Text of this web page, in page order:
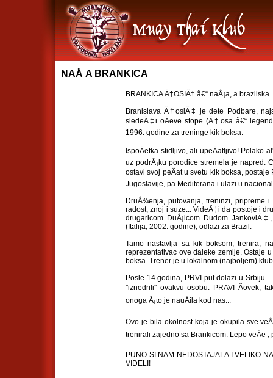
NAÅ A BRANKICA
BRANKICA Ä†OSIÄ† â€“ naÅ¡a, a
Branislava Ä†osiÄ‡ je dete Podbare,
sledeÄ‡i oÄeve stope (Ä†osa â€“
1996. godine za treninge kik boksa.
IspoÄetka stidljivo, ali upeÄatljivo! Polako
uz podrÅ¡ku porodice stremela je
ostavi svoj peÄat u svetu kik boksa,
Jugoslavije, pa Mediterana i ulazi u
DruÅ¾enja, putovanja, treninzi, pripreme
radost, znoj i suze... VideÄ‡i da postoje i
drugaricom DuÅ¡icom Dudom
(Italija, 2002. godine), odlazi za Brazil.
Tamo nastavlja sa kik boksom, trenira,
reprezentativac ove daleke zemlje. Ostaje
boksa. Trener je u lokalnom (najboljem)
Posle 14 godina, PRVI put dolazi u
''iznedrili'' ovakvu osobu. PRAVI Äovek,
onoga Å¡to je nauÄila kod nas...
Ovo je bila okolnost koja je okupila sve
trenirali zajedno sa Brankicom. Lepo veÄe
PUNO SI NAM NEDOSTAJALA I VELIKO
VIDELI!